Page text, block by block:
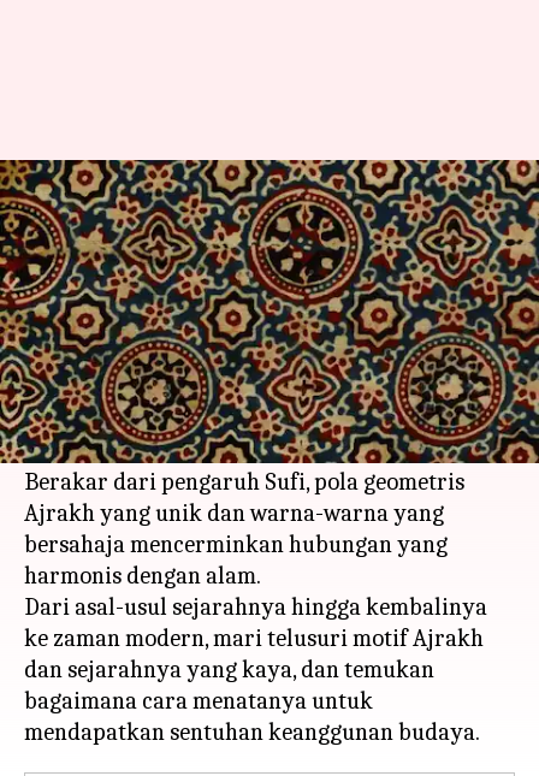
Ajrakh: Sejarah, pembuatan,
popularitas, dan gaya
menulis Taufiq Al Jufri Dec 20, 2023 12:34 pm
Apa ceritanya
Ajrakh, sebuah tradisi cetak blok berusia 4500
tahun dari Sindh, Pakistan, sedang mengalami
kebangkitan dalam fesyen kontemporer.
Berakar dari pengaruh Sufi, pola geometris
Ajrakh yang unik dan warna-warna yang
bersahaja mencerminkan hubungan yang
harmonis dengan alam.
Dari asal-usul sejarahnya hingga kembalinya
ke zaman modern, mari telusuri motif Ajrakh
dan sejarahnya yang kaya, dan temukan
bagaimana cara menatanya untuk